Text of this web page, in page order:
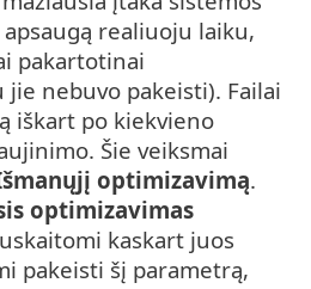
realiuoju laiku,
pakartotinai
nebuvo pakeisti). Failai
iškart po kiekvieno
Šie veiksmai
optimizavimą.
optimizavimas
kaskart juos
pakeisti šį parametrą,